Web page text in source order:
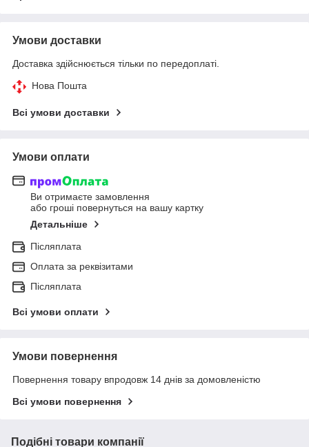
Умови доставки
Доставка здійснюється тільки по передоплаті.
Нова Пошта
Всі умови доставки
Умови оплати
Ви отримаєте замовлення
або гроші повернуться на вашу картку
Детальніше
Післяплата
Оплата за реквізитами
Післяплата
Всі умови оплати
Умови повернення
Повернення товару впродовж 14 днів за домовленістю
Всі умови повернення
Подібні товари компанії